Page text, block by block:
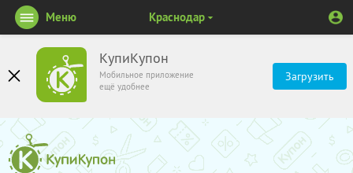
КупиКупон
Мобильное приложение
ещё удобнее
Загрузить
Меню Краснодар